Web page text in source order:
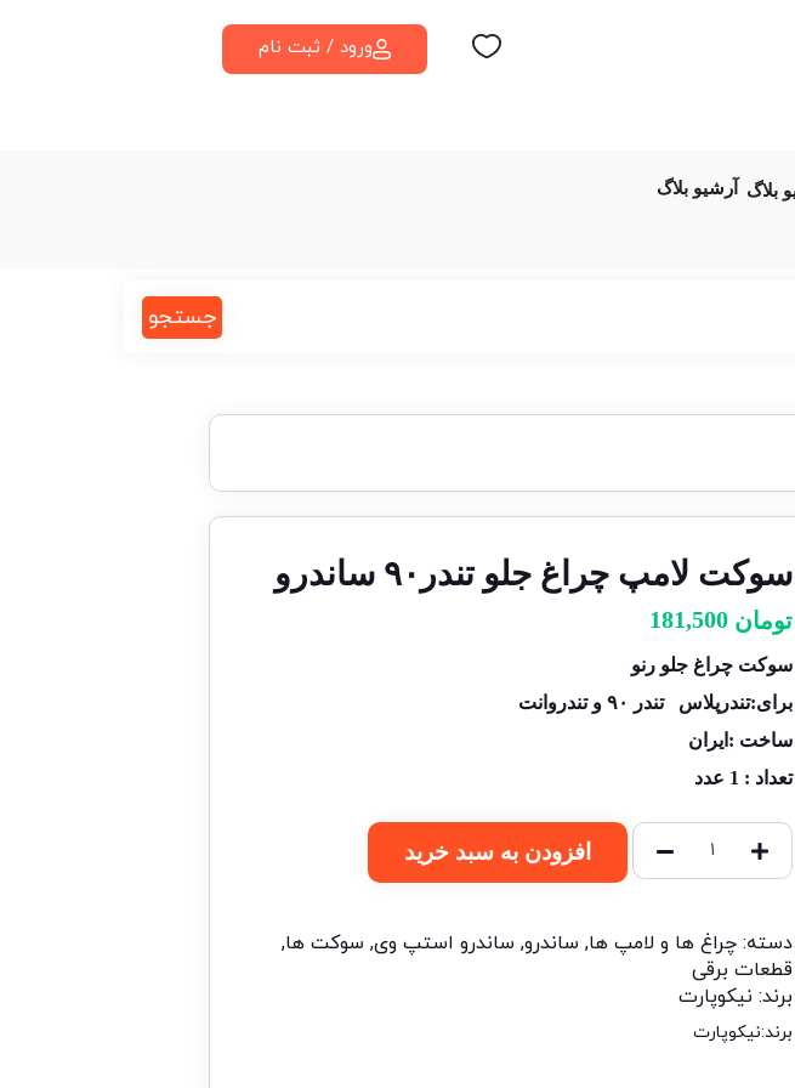
ورود / ثبت نام
آرشیو بلاگ
جستجو
سوکت لامپ چراغ جلو تندر۹۰ ساندرو
تومان
سوکت چراغ جلو رنو
برای:تندرپلاس تندر ۹۰ و تندروانت
ساخت :ایران
تعداد : 1 عدد
افزودن به سبد خرید
دسته: چراغ ها و لامپ ها, ساندرو, ساندرو استپ وی, سوکت ها,
قطعات برقی
برند: نیکوپارت
برند:نیکوپارت